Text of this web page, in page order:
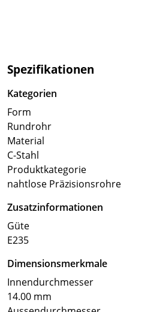
Spezifikationen
Kategorien
Form
Rundrohr
Material
C-Stahl
Produktkategorie
nahtlose Präzisionsrohre
Zusatzinformationen
Güte
E235
Dimensionsmerkmale
Innendurchmesser
14.00 mm